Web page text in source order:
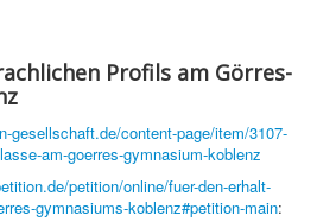
Profils am Görres-
gesellschaft.de/content-page/item/3107-
am-goerres-gymnasium-koblenz
petition/online/fuer-den-erhalt-
gymnasiums-koblenz#petition-main: